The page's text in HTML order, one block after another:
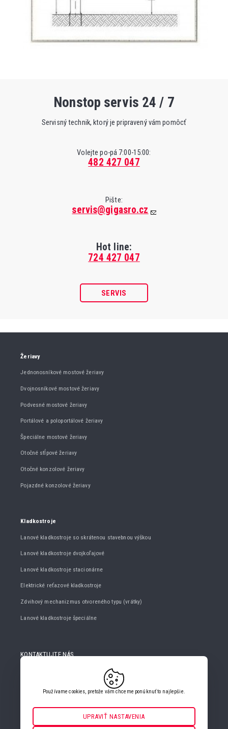
Nonstop servis 24 / 7
Servisný technik, ktorý je pripravený vám pomôcť
Volejte po-pá 7:00-15:00:
482 427 047
Pište:
servis@gigasro.cz
Hot line:
724 427 047
SERVIS
Žeriavy
Jednonosníkové mostové žeriavy
Dvojnosníkové mostové žeriavy
Podvesné mostové žeriavy
Portálové a poloportálové žeriavy
Špeciálne mostové žeriavy
Otočné stĺpové žeriavy
Otočné konzolové žeriavy
Pojazdné konzolové žeriavy
Kladkostroje
Lanové kladkostroje so skrátenou stavebnou výškou
Lanové kladkostroje dvojkoľajové
Lanové kladkostroje stacionárne
Elektrické reťazové kladkostroje
Zdvihový mechanizmus otvoreného typu (vrátky)
Lanové kladkostroje špeciálne
KONTAKTUJTE NÁS
Používame cookies, pretože vám chceme ponúknuť to najlepšie.
NevyhnutnéUPRAVIŤ NASTAVENIA